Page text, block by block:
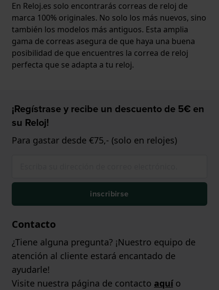
En Reloj.es solo encontrarás correas de reloj de
marca 100% originales. No solo los más nuevos, sino
también los modelos más antiguos. Esta amplia
gama de correas asegura de que haya una buena
posibilidad de que encuentres la correa de reloj
perfecta que se adapta a tu reloj.
¡Regístrase y recibe un descuento de 5€ en
su Reloj!
Para gastar desde €75,- (solo en relojes)
inscribirse
Contacto
¿Tiene alguna pregunta? ¡Nuestro equipo de
atención al cliente estará encantado de
ayudarle!
Visite nuestra página de contacto aquío